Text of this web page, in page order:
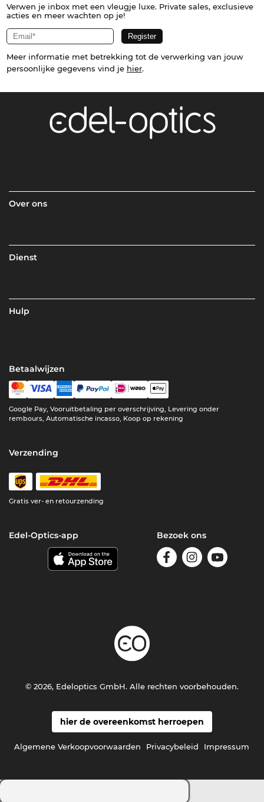
Verwen je inbox met een vleugje luxe. Private sales, exclusieve
acties en meer wachten op je!
Meer informatie met betrekking tot de verwerking van jouw
persoonlijke gegevens vind je hier.
Over ons
Dienst
Hulp
Betaalwijzen
Google Pay, Vooruitbetaling per overschrijving, Levering onder
rembours, Automatische incasso, Koop op rekening
Verzending
Gratis ver- en retourzending
Edel-Optics-app Bezoek ons
hier de overeenkomst herroepen
Algemene Verkoopvoorwaarden Privacybeleid Impressum
© 2026, Edeloptics GmbH. Alle rechten voorbehouden.